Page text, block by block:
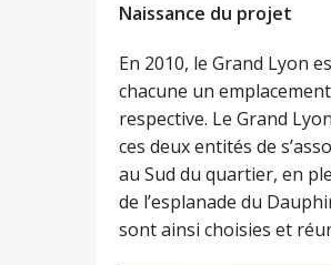
Naissance du projet
En 2010, le Grand Lyon
chacune un
respective. Le Grand
ces deux entités de
au Sud du quartier, en
de l’esplanade du
sont ainsi choisies et